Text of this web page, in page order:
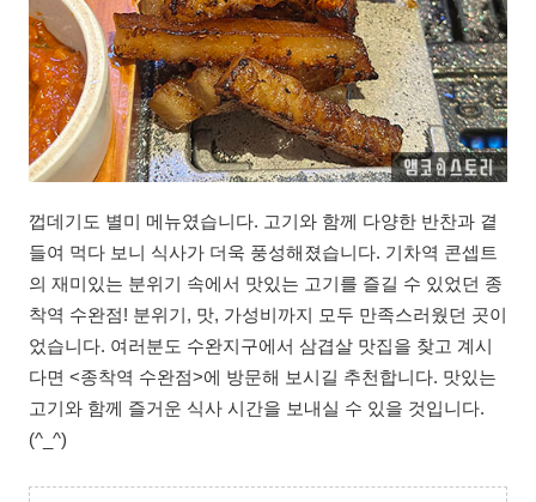
껍데기도 별미 메뉴였습니다. 고기와 함께 다양한 반찬과 곁
들여 먹다 보니 식사가 더욱 풍성해졌습니다. 기차역 콘셉트
의 재미있는 분위기 속에서 맛있는 고기를 즐길 수 있었던 종
착역 수완점! 분위기, 맛, 가성비까지 모두 만족스러웠던 곳이
었습니다. 여러분도 수완지구에서 삼겹살 맛집을 찾고 계시
다면 <종착역 수완점>에 방문해 보시길 추천합니다. 맛있는
고기와 함께 즐거운 식사 시간을 보내실 수 있을 것입니다.
(^_^)